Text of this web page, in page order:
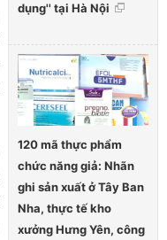
dụng'' tại Hà Nội
120 mã thực phẩm
chức năng giả: Nhãn
ghi sản xuất ở Tây Ban
Nha, thực tế kho
xưởng Hưng Yên, công